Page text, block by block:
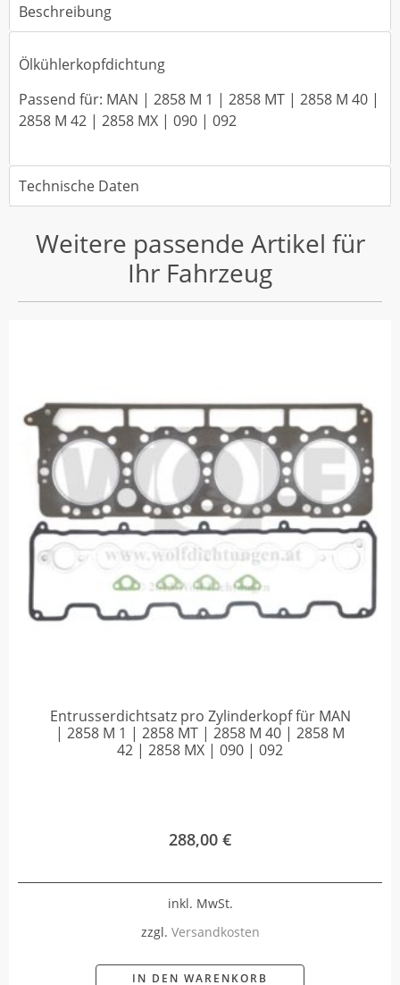
Beschreibung
Ölkühlerkopfdichtung
Passend für: MAN | 2858 M 1 | 2858 MT | 2858 M 40 |
2858 M 42 | 2858 MX | 090 | 092
Technische Daten
Weitere passende Artikel für
Ihr Fahrzeug
Entrusserdichtsatz pro Zylinderkopf für MAN
| 2858 M 1 | 2858 MT | 2858 M 40 | 2858 M
42 | 2858 MX | 090 | 092
288,00 €
inkl. MwSt.
zzgl. Versandkosten
IN DEN WARENKORB